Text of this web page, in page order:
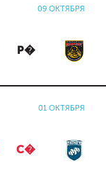
09 ОКТЯБРЯ
Р�
01 ОКТЯБРЯ
С�